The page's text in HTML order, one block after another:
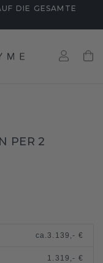
DIE GESAMTE
PER 2
ca.3.139,- €
1.319,- €